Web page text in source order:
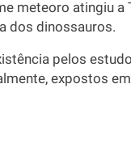
meteoro atingiu a
dos dinossauros.
pelos
expostos